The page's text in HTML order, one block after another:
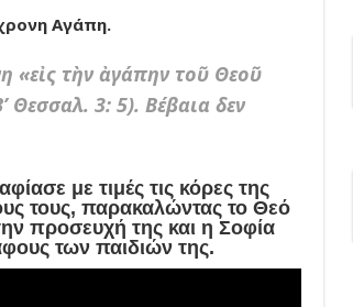
Αγάπη.
«εἰς τὴν ἀγάπην τοῦ Θεοῦ
Θεσσαλ. 3: 5). Βέβαια δεν
με τιμές τις κόρες της
τους, παρακαλώντας το Θεό
προσευχή της και η Σοφία
των παιδιών της.